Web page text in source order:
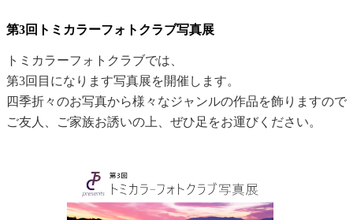
第3回トミカラーフォトクラブ写真展
トミカラーフォトクラブでは、
第3回目になります写真展を開催します。
四季折々のお写真から様々なジャンルの作品を飾りますので
ご友人、ご家族お誘いの上、ぜひ足をお運びください。